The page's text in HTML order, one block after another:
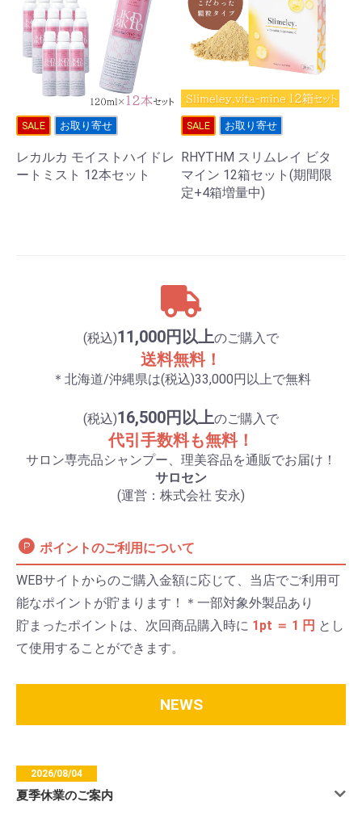
(税込)11,000円以上のご購入で
送料無料！
＊北海道/沖縄県は(税込)33,000円以上で無料
(税込)16,500円以上のご購入で
代引手数料も無料！
サロン専売品シャンプー、理美容品を通販でお届け！
サロセン
(運営：株式会社 安永)
ポイントのご利用について
WEBサイトからのご購入金額に応じて、当店でご利用可
能なポイントが貯まります！＊一部対象外製品あり
貯まったポイントは、次回商品購入時に 1pt ＝ 1 円 とし
て使用することができます。
NEWS
2026/08/04
夏季休業のご案内
SALE お取り寄せ
レカルカ モイストハイドレ
ートミスト 12本セット
SALE お取り寄せ
RHYTHM スリムレイ ビタ
マイン 12箱セット(期間限
定+4箱増量中)